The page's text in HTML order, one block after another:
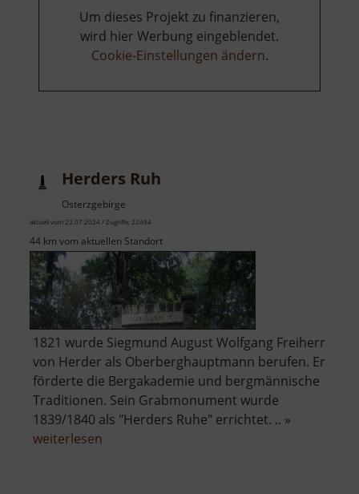
Um dieses Projekt zu finanzieren,
wird hier Werbung eingeblendet.
Cookie-Einstellungen ändern.
Herders Ruh
Osterzgebirge
aktuell vom 23.07.2024 / Zugriffe: 22494
44 km vom aktuellen Standort
1821 wurde Siegmund August Wolfgang Freiherr
von Herder als Oberberghauptmann berufen. Er
förderte die Bergakademie und bergmännische
Traditionen. Sein Grabmonument wurde
1839/1840 als "Herders Ruhe" errichtet. .. »
weiterlesen